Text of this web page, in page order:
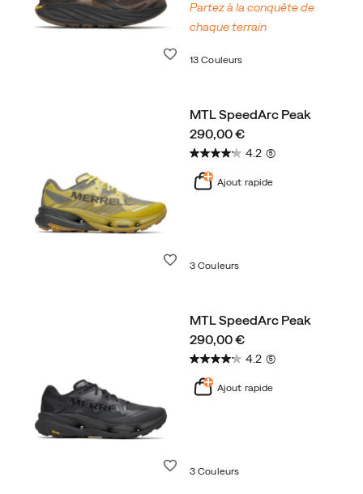
Partez à la conquête de
chaque terrain
13 Couleurs
MTL SpeedArc Peak
price
290,00 €
4.2 (5)
Ajout rapide
3 Couleurs
MTL SpeedArc Peak
price
290,00 €
4.2 (5)
Ajout rapide
3 Couleurs